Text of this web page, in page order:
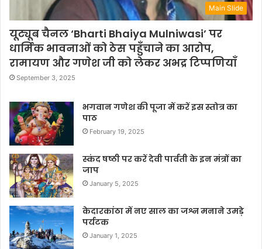
Main Slide
यूट्यूब चैनल ‘Bharti Bhaiya Mulniwasi’ पर
धार्मिक भावनाओं को ठेस पहुँचाने का आरोप,
रामायण और गणेश जी को लेकर अभद्र टिप्पणियाँ
September 3, 2025
भगवान गणेश की पूजा में करें इस स्तोत्र का
पाठ
February 19, 2025
स्कंद षष्ठी पर करें देवी पार्वती के इन मंत्रों का
जाप
January 5, 2025
केदारकांठा में नए साल का जश्न मनाने उमड़े
पर्यटक
January 1, 2025